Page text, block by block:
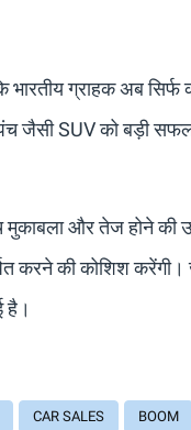
ग्राहक अब सिर्फ
जैसी SUV को बड़ी
मुकाबला और तेज होने
करने की कोशिश करेंगी।
है।
CAR SALES BOOM